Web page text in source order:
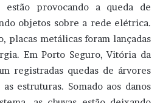
estão provocando a queda de
objetos sobre a rede elétrica.
placas metálicas foram lançadas
Em Porto Seguro, Vitória da
registradas quedas de árvores
estruturas. Somado aos danos